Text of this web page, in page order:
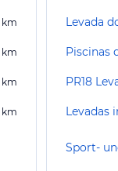
km
km
km
km
Levada
Piscinas
PR18
Levadas